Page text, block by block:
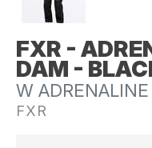
FXR -
DAM -
W
FXR